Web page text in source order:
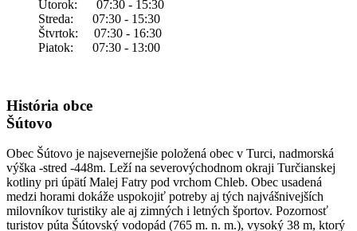
Utorok: 07:30 - 15:30
Streda: 07:30 - 15:30
Štvrtok: 07:30 - 16:30
Piatok: 07:30 - 13:00
História obce
Šútovo
Obec Šútovo je najsevernejšie položená obec v Turci, nadmorská
výška -stred -448m. Leží na severovýchodnom okraji Turčianskej
kotliny pri úpätí Malej Fatry pod vrchom Chleb. Obec usadená
medzi horami dokáže uspokojiť potreby aj tých najvášnivejších
milovníkov turistiky ale aj zimných i letných športov. Pozornosť
turistov púta Šútovský vodopád (765 m. n. m.), vysoký 38 m, ktorý